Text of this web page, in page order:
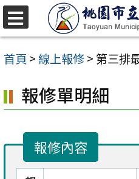
跳
至
主
內
容
首頁 >線上報修> 第三排
報修單明細
報修內容
選
單